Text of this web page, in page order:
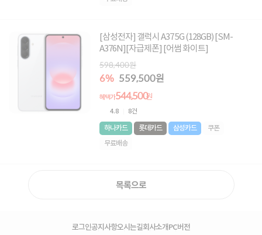
[삼성전자] 갤럭시 A37 5G (128GB) [SM-
A376N][자급제폰] [어썸 화이트]
598,400원
6% 559,500원
혜택가544,500원
4.8 8건
하나카드 롯데카드 삼성카드
쿠폰
무료배송
목록으로
로그인공지사항오시는길회사소개PC버전